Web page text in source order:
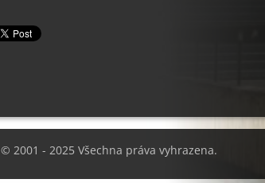
© 2001 - 2025 Všechna práva vyhrazena.